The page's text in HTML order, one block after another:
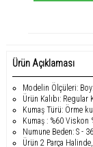
Ürün Açıklaması
Modelin Ölçüleri:
Ürün Kalıbı: Regular
Kumaş Türü: Örme
Kumaş : %60 Viskon
Numune Beden: S - 36
Ürün 2 Parça